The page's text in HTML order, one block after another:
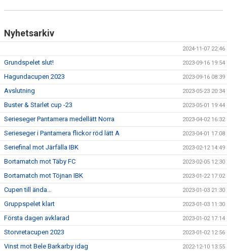
Nyhetsarkiv
2024-11-07 22:46
Grundspelet slut! 2023-09-16 19:54
Hagundacupen 2023 2023-09-16 08:39
Avslutning 2023-05-23 20:34
Buster & Starlet cup -23 2023-05-01 19:44
Serieseger Pantamera medellätt Norra 2023-04-02 16:32
Serieseger i Pantamera flickor röd lätt A 2023-04-01 17:08
Seriefinal mot Järfälla IBK 2023-02-12 14:49
Bortamatch mot Täby FC 2023-02-05 12:30
Bortamatch mot Töjnan IBK 2023-01-22 17:02
Cupen till ända… 2023-01-03 21:30
Gruppspelet klart 2023-01-03 11:30
Första dagen avklarad 2023-01-02 17:14
Storvretacupen 2023 2023-01-02 12:56
Vinst mot Bele Barkarby idag 2022-12-10 13:55